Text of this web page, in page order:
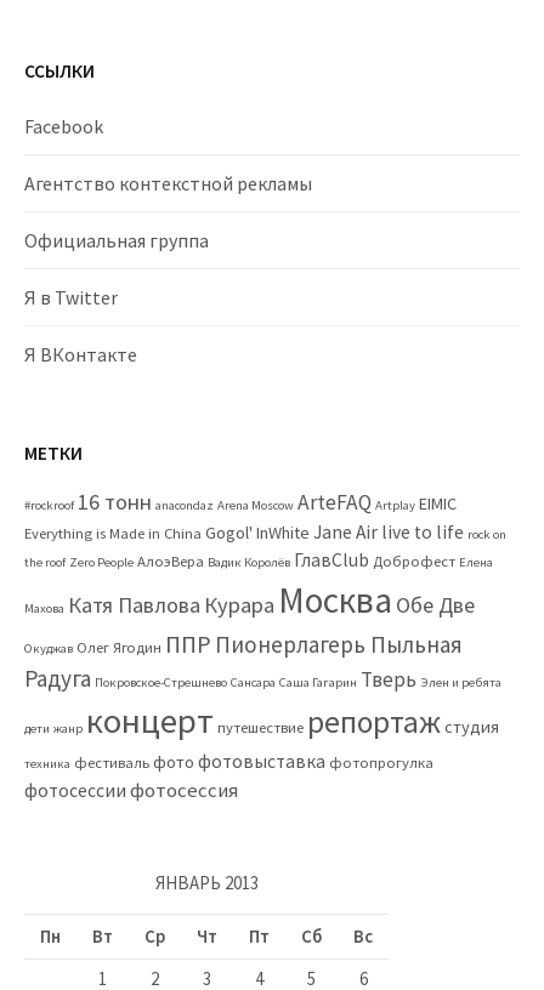
ССЫЛКИ
Facebook
Агентство контекстной рекламы
Официальная группа
Я в Twitter
Я ВКонтакте
МЕТКИ
#rockroof 16 тонн anacondaz Arena Moscow ArteFAQ Artplay EIMIC
Everything is Made in China Gogol' InWhite Jane Air live to life rock on
the roof Zero People АлоэВера Вадик Королёв ГлавClub Доброфест Елена
Махова Катя Павлова Курара Москва Обе Две
Окуджав Олег Ягодин ППР Пионерлагерь Пыльная
Радуга Покровское-Стрешнево Сансара Саша Гагарин Тверь Элен и ребята
дети жанр концерт путешествие репортажстудия
техника фестиваль фото фотовыставка фотопрогулка
фотосессии фотосессия
ЯНВАРЬ 2013
Пн Вт Ср Чт Пт Сб
Вс
1
2 3 4 5 6